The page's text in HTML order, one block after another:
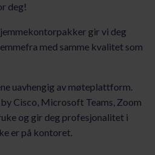
deg!
gir vi deg
med samme kvalitet som
uavhengig av møteplattform.
Cisco, Microsoft Teams, Zoom
og gir deg profesjonalitet i
er på kontoret.